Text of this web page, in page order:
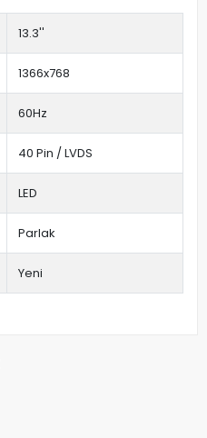
13.3''
1366x768
60Hz
40 Pin / LVDS
LED
Parlak
Yeni